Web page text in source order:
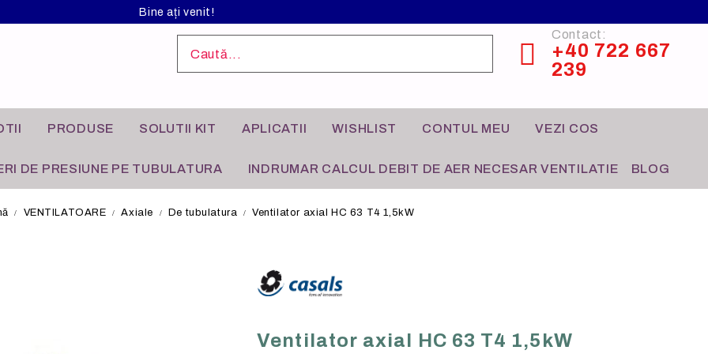
Bine ați venit!
Contact:
+40 722 667
239
PRODUSE SOLUTII KIT APLICATII WISHLIST CONTUL MEU VEZI COS
DE PRESIUNE PE TUBULATURA INDRUMAR CALCUL DEBIT DE AER NECESAR VENTILATIE BLOG
VENTILATOARE Axiale De tubulatura Ventilator axial HC 63 T4 1,5kW
Ventilator axial HC 63 T4 1,5kW